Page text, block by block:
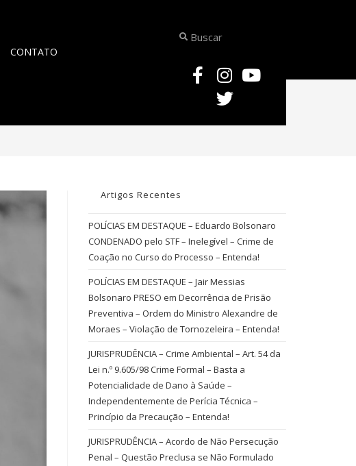
CONTATO
Artigos Recentes
POLÍCIAS EM DESTAQUE – Eduardo Bolsonaro
CONDENADO pelo STF – Inelegível – Crime de
Coação no Curso do Processo – Entenda!
POLÍCIAS EM DESTAQUE – Jair Messias
Bolsonaro PRESO em Decorrência de Prisão
Preventiva – Ordem do Ministro Alexandre de
Moraes – Violação de Tornozeleira – Entenda!
JURISPRUDÊNCIA – Crime Ambiental – Art. 54 da
Lei n.º 9.605/98 Crime Formal – Basta a
Potencialidade de Dano à Saúde –
Independentemente de Perícia Técnica –
Princípio da Precaução – Entenda!
JURISPRUDÊNCIA – Acordo de Não Persecução
Penal – Questão Preclusa se Não Formulado